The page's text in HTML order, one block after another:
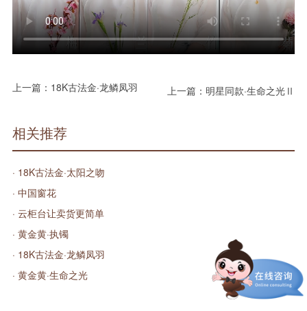
上一篇： 18K古法金·龙鳞凤羽 上一篇： 明星同款·生命之光Ⅱ
相关推荐
· 18K古法金·太阳之吻
· 中国窗花
· 云柜台让卖货更简单
· 黄金黄·执镯
· 18K古法金·龙鳞凤羽
· 黄金黄·生命之光